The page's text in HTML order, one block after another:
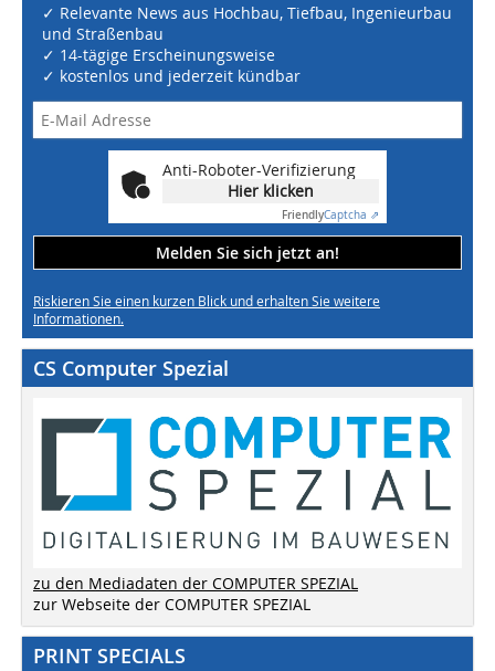
✓ Relevante News aus Hochbau, Tiefbau, Ingenieurbau
und Straßenbau
✓ 14-tägige Erscheinungsweise
✓ kostenlos und jederzeit kündbar
Anti-Roboter-Verifizierung
Hier klicken
FriendlyCaptcha ⇗
Melden Sie sich jetzt an!
Riskieren Sie einen kurzen Blick und erhalten Sie weitere
Informationen.
CS Computer Spezial
zu den Mediadaten der COMPUTER SPEZIAL
zur Webseite der COMPUTER SPEZIAL
PRINT SPECIALS